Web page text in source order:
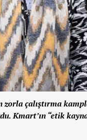
çalıştırma
Kmart’ın “etik